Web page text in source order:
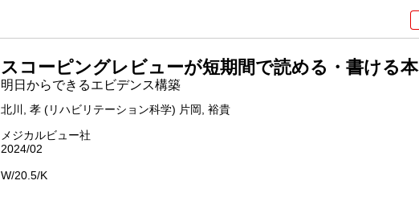
スコーピングレビューが短期間で読める・書ける本
明日からできるエビデンス構築
北川, 孝 (リハビリテーション科学) 片岡, 裕貴
メジカルビュー社
2024/02
W/20.5/K